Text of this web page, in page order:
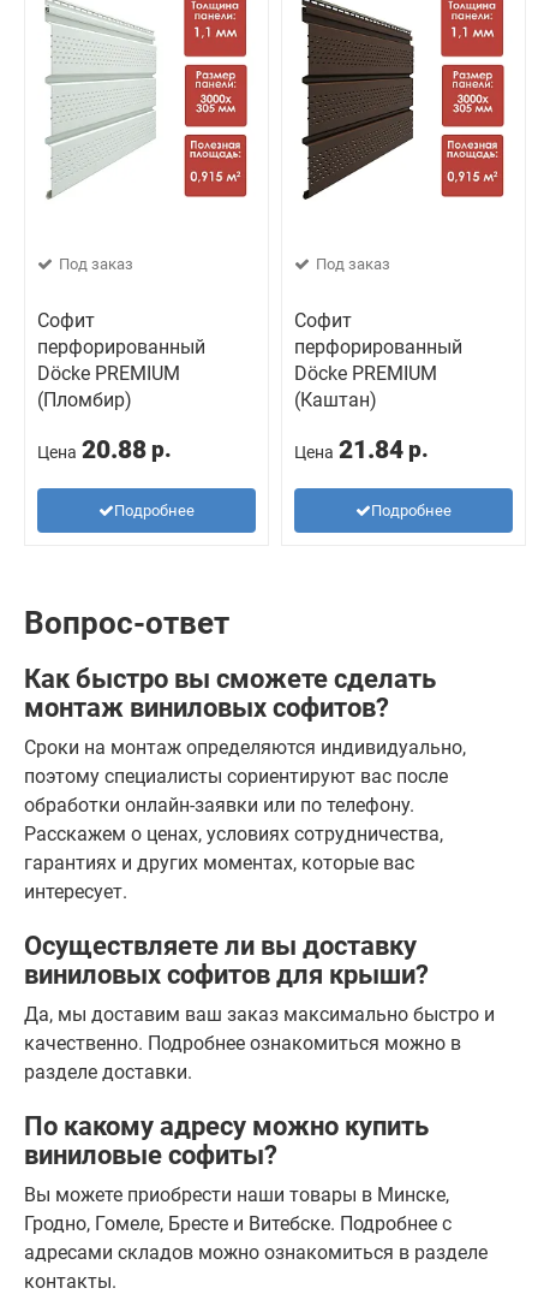
Под заказ
Софит
перфорированный
Döcke PREMIUM
(Пломбир)
Цена 20.88 р.
Подробнее
Под заказ
Софит
перфорированный
Döcke PREMIUM
(Каштан)
Цена 21.84 р.
Подробнее
Вопрос-ответ
Как быстро вы сможете сделать
монтаж виниловых софитов?
Сроки на монтаж определяются индивидуально,
поэтому специалисты сориентируют вас после
обработки онлайн-заявки или по телефону.
Расскажем о ценах, условиях сотрудничества,
гарантиях и других моментах, которые вас
интересует.
Осуществляете ли вы доставку
виниловых софитов для крыши?
Да, мы доставим ваш заказ максимально быстро и
качественно. Подробнее ознакомиться можно в
разделе доставки.
По какому адресу можно купить
виниловые софиты?
Вы можете приобрести наши товары в Минске,
Гродно, Гомеле, Бресте и Витебске. Подробнее с
адресами складов можно ознакомиться в разделе
контакты.